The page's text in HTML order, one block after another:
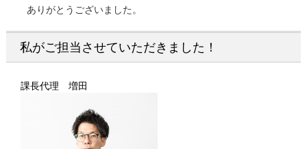
ありがとうございました。
私がご担当させていただきました！
課長代理 増田